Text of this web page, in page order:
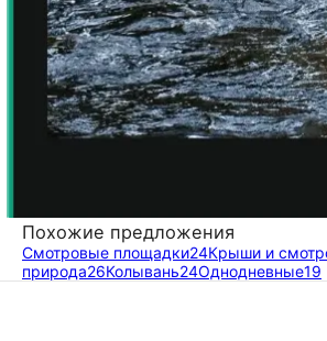
Похожие предложения
Смотровые площадки24Крыши и
природа26Колывань24Однодневные19